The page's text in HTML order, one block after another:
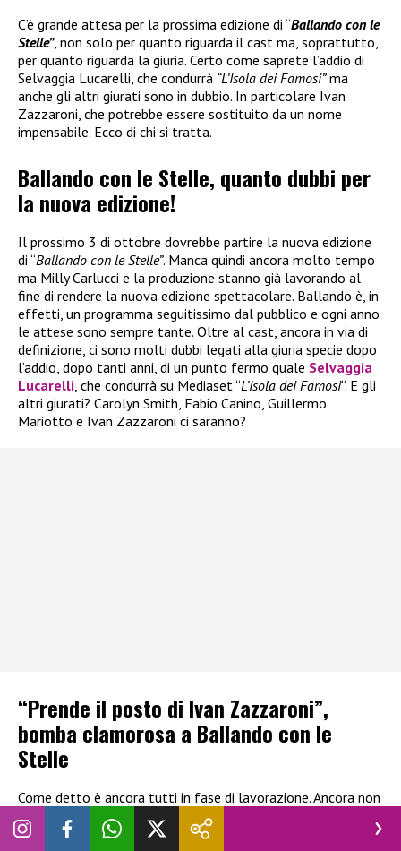
C’è grande attesa per la prossima edizione di “Ballando con le
Stelle”, non solo per quanto riguarda il cast ma, soprattutto,
per quanto riguarda la giuria. Certo come saprete l’addio di
Selvaggia Lucarelli, che condurrà “L’Isola dei Famosi”ma
anche gli altri giurati sono in dubbio. In particolare Ivan
Zazzaroni, che potrebbe essere sostituito da un nome
impensabile. Ecco di chi si tratta.
Ballando con le Stelle, quanto dubbi per
la nuova edizione!
Il prossimo 3 di ottobre dovrebbe partire la nuova edizione
di “Ballando con le Stelle”. Manca quindi ancora molto tempo
ma Milly Carlucci e la produzione stanno già lavorando al
fine di rendere la nuova edizione spettacolare. Ballando è, in
effetti, un programma seguitissimo dal pubblico e ogni anno
le attese sono sempre tante. Oltre al cast, ancora in via di
definizione, ci sono molti dubbi legati alla giuria specie dopo
l’addio, dopo tanti anni, di un punto fermo quale Selvaggia
Lucarelli , che condurrà su Mediaset “L’Isola dei Famosi“. E gli
altri giurati? Carolyn Smith, Fabio Canino, Guillermo
Mariotto e Ivan Zazzaroni ci saranno?
“Prende il posto di Ivan Zazzaroni”,
bomba clamorosa a Ballando con le
Stelle
Come detto è ancora tutti in fase di lavorazione. Ancora non
sappiamo con certezza chi ci sarà nella prossima edizione di
“Ballando con le Stelle “, né per quanto riguarda il cast, né per